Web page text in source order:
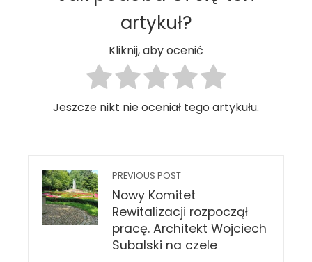
artykuł?
Kliknij, aby ocenić
Jeszcze nikt nie oceniał tego artykułu.
PREVIOUS POST
Nowy Komitet
Rewitalizacji rozpoczął
pracę. Architekt Wojciech
Subalski na czele